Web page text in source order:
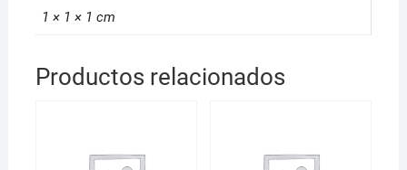
1 × 1 × 1 cm
Productos relacionados